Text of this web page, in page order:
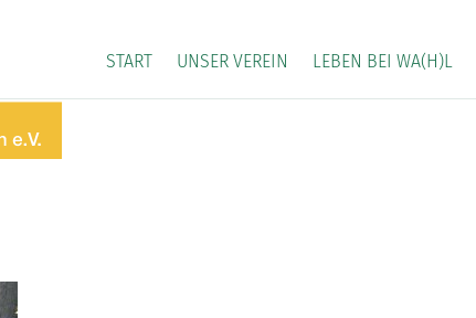
START UNSER VEREIN LEBEN BEI WA(H)L